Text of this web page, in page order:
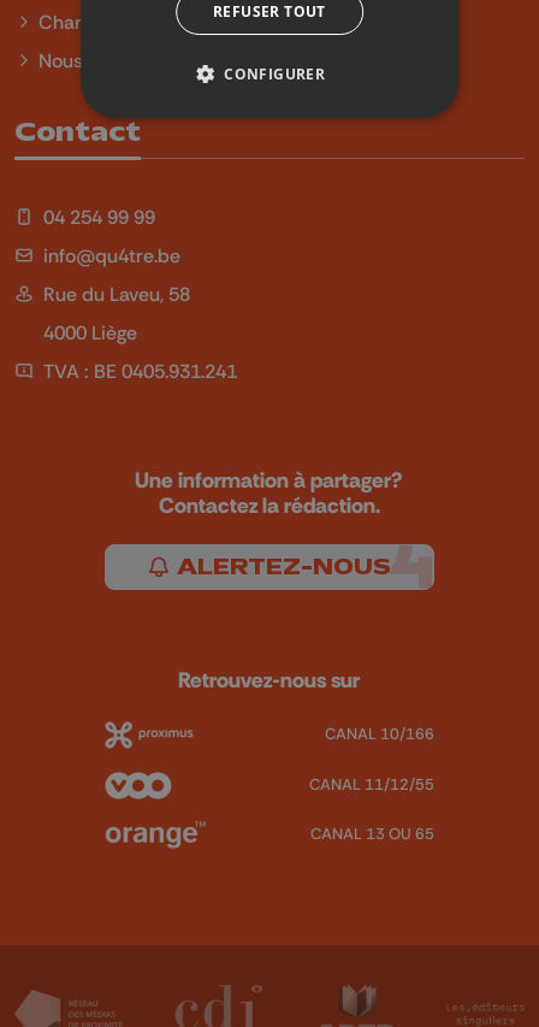
Charte sur l'égalité et la diversité
Nous contacter
Contact
04 254 99 99
info@qu4tre.be
Rue du Laveu, 58
4000 Liège
TVA : BE 0405.931.241
Une information à partager?
Contactez la rédaction.
ALERTEZ-NOUS
Retrouvez-nous sur
CANAL 10/166
CANAL 11/12/55
CANAL 13 OU 65
REFUSER TOUT
CONFIGURER